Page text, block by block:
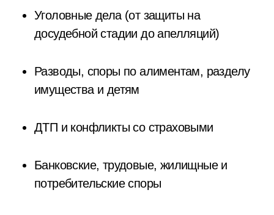
Уголовные дела (от защиты на
досудебной стадии до апелляций)
Разводы, споры по алиментам, разделу
имущества и детям
ДТП и конфликты со страховыми
Банковские, трудовые, жилищные и
потребительские споры